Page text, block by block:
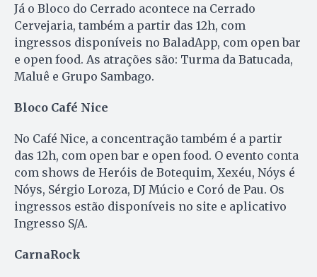
Já o Bloco do Cerrado acontece na Cerrado
Cervejaria, também a partir das 12h, com
ingressos disponíveis no BaladApp, com open bar
e open food. As atrações são: Turma da Batucada,
Maluê e Grupo Sambago.
Bloco Café Nice
No Café Nice, a concentração também é a partir
das 12h, com open bar e open food. O evento conta
com shows de Heróis de Botequim, Xexéu, Nóys é
Nóys, Sérgio Loroza, DJ Múcio e Coró de Pau. Os
ingressos estão disponíveis no site e aplicativo
Ingresso S/A.
CarnaRock